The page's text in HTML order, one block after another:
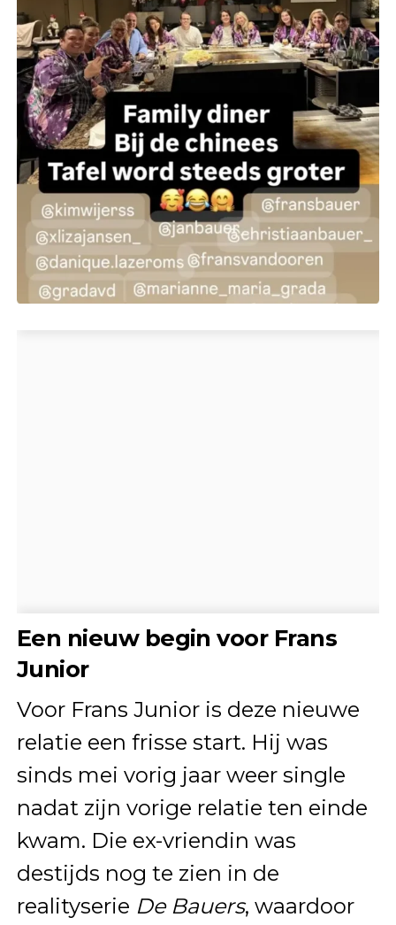
Een nieuw begin voor Frans
Junior
Voor Frans Junior is deze nieuwe
relatie een frisse start. Hij was
sinds mei vorig jaar weer single
nadat zijn vorige relatie ten einde
kwam. Die ex-vriendin was
destijds nog te zien in de
realityserie De Bauers, waardoor